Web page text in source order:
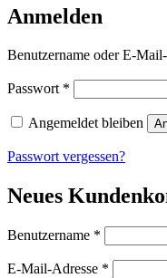
Anmelden
Benutzername oder E-
Passwort *
Angemeldet bleiben
Passwort vergessen?
Neues
Benutzername *
E-Mail-Adresse *